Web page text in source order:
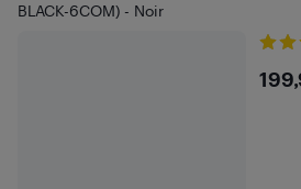
BLACK-6COM) - Noir